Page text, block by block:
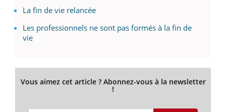
La fin de vie relancée
Les professionnels ne sont pas formés à la fin de
vie
Vous aimez cet article ? Abonnez-vous à la newsletter
!